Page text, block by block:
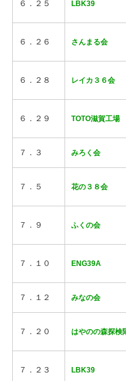
６．２５ LBK39
６．２６ さんまる会
６．２８ レイカ３６会
６．２９ TOTO滋賀工場
７．３ みろく会
７．５ 花の３８会
７．９ ふくの会
７．１０ ENG39A
７．１２ みなの会
７．２０ はやのの森探検
７．２３ LBK39